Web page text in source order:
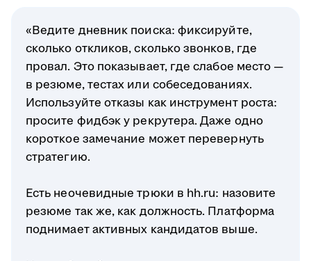
«Ведите дневник поиска: фиксируйте,
сколько откликов, сколько звонков, где
провал. Это показывает, где слабое место —
в резюме, тестах или собеседованиях.
Используйте отказы как инструмент роста:
просите фидбэк у рекрутера. Даже одно
короткое замечание может перевернуть
стратегию.
Есть неочевидные трюки в hh.ru: назовите
резюме так же, как должность. Платформа
поднимает активных кандидатов выше.